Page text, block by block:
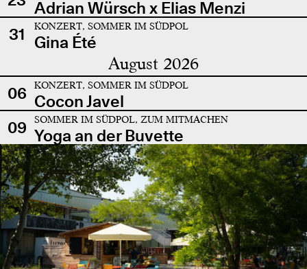
Adrian Würsch x Elias Menzi
31
KONZERT, SOMMER IM SÜDPOL
Gina Été
August 2026
06 KONZERT, SOMMER IM SÜDPOL
Cocon Javel
09
SOMMER IM SÜDPOL, ZUM MITMACHEN
Yoga an der Buvette